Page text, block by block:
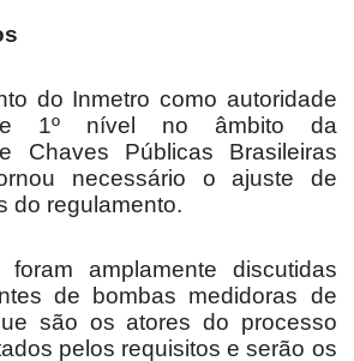
do Inmetro como autoridade
1º nível no âmbito da
Chaves Públicas Brasileiras
necessário o ajuste de
do regulamento.
foram amplamente discutidas
de bombas medidoras de
são os atores do processo
pelos requisitos e serão os